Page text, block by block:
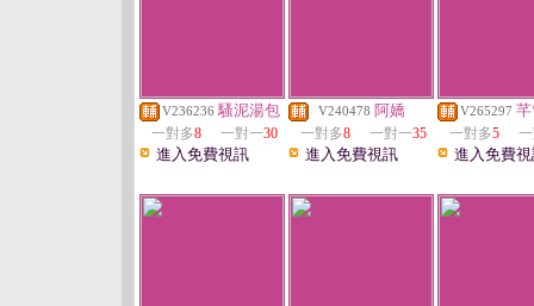
V236236 騷泥湯包
一對多8 一對一30
進入免費視訊
V240478 阿嬌
一對多8 一對一35
進入免費視訊
V265297
一對多5
進入免費